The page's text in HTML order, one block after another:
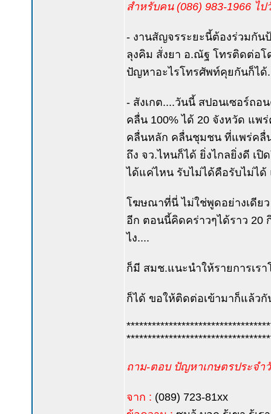
สำหรับคน (086) 983-1966 ไ
- งานสัญจรระยะนี้ต้องร่วมกัน
ลุงคิม สั่งยา อ.ณัฐ โทรติดต่อโ
ปัญหาอะไรโทรศัพท์คุยกันก็ได้
- สังเกต....วันนี้ สปอนเซอร์ถอ
คลื่น 100% ได้ 20 จังหวัด แพ
คลื่นหลัก คลื่นชุมชน ที่แพร่คลื่น
ถึง จว.ไหนก็ได้ ยิ่งไกลยิ่งดี เ
ได้แค่ไหน รับไม่ได้คือรับไม่ไ
โฆษณาที่นี่ ไม่ใช่พูดอย่างเดีย
อีก ตอนนี้คิดคร่าวๆได้ราว 20
ไง....
ก็มี สมช.แนะนำให้รายการเร
ก็ได้ ขอให้ติดต่อเข้ามาก็แล้วกั
ถาม-ตอบ ปัญหาเกษตรประจำ
จาก : (089) 723-81xx